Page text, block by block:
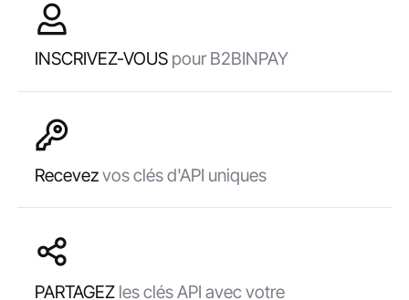
INSCRIVEZ-VOUS pour B2BINPAY
Recevezvos clés d'API uniques
PARTAGEZ les clés API avec votre